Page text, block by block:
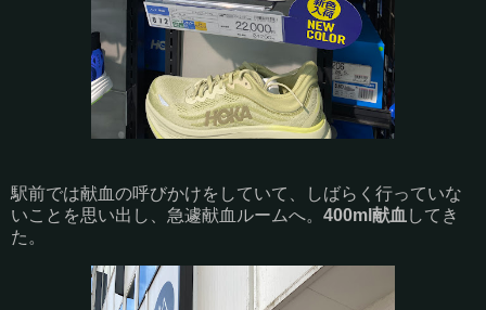
駅前では献血の呼びかけをしていて、しばらく行っていな
いことを思い出し、急遽献血ルームへ。 400ml献血 してき
た。